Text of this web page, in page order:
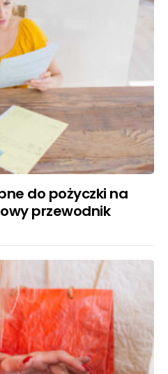
do pożyczki na
przewodnik